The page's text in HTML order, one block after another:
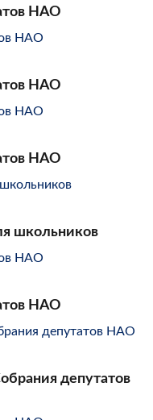
НАО
НАО
НАО
школьников
НАО
депутатов